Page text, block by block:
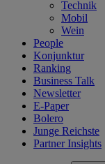
Technik
Mobil
Wein
People
Konjunktur
Ranking
Business Talk
Newsletter
E-Paper
Bolero
Junge Reichste
Partner Insights